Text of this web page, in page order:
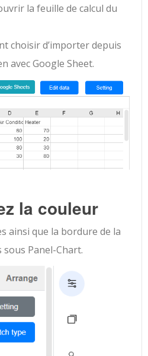
la feuille de calcul du
choisir d’importer depuis
avec Google Sheet.
la couleur
ainsi que la bordure de la
Panel-Chart.